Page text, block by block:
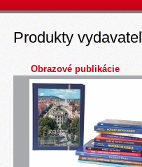
Produkty
Obrazové publikácie